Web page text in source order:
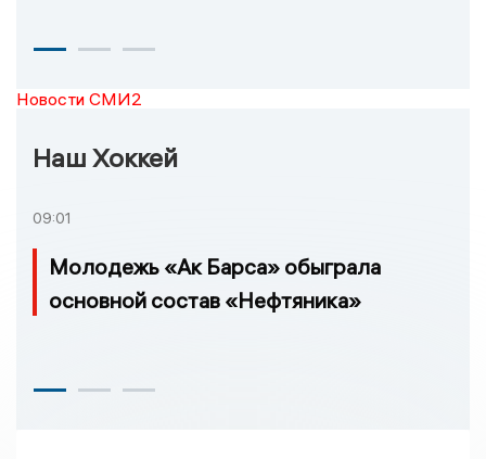
Новости СМИ2
Наш Хоккей
09:01
Молодежь «Ак Барса» обыграла
основной состав «Нефтяника»